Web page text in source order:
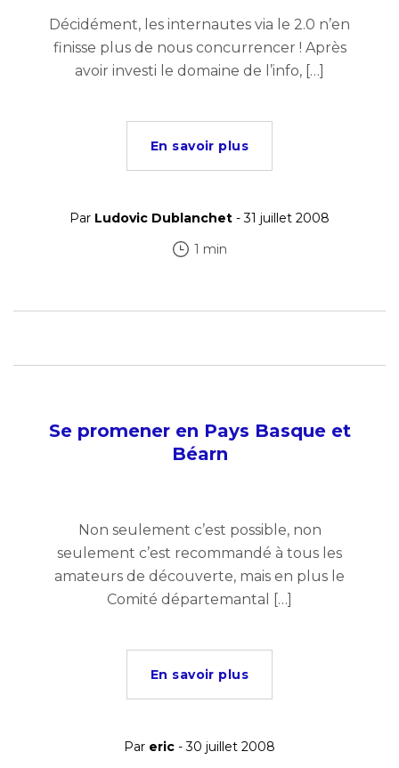
Décidément, les internautes via le 2.0 n’en
finisse plus de nous concurrencer ! Après
avoir investi le domaine de l’info, […]
En savoir plus
Par Ludovic Dublanchet - 31 juillet 2008
1 min
Se promener en Pays Basque et
Béarn
Non seulement c’est possible, non
seulement c’est recommandé à tous les
amateurs de découverte, mais en plus le
Comité départemantal […]
En savoir plus
Par eric - 30 juillet 2008